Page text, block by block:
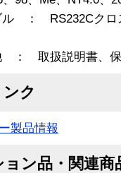
： RS232Cクロ
： 取扱説明書、保
ク
製品情報
ョン品・関連商